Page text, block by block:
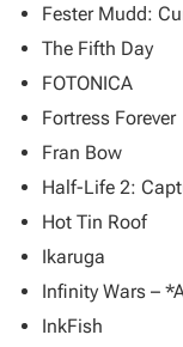
Fester Mudd:
The Fifth Day
FOTONICA
Fortress Forever
Fran Bow
Half-Life 2:
Hot Tin Roof
Ikaruga
Infinity Wars –
InkFish